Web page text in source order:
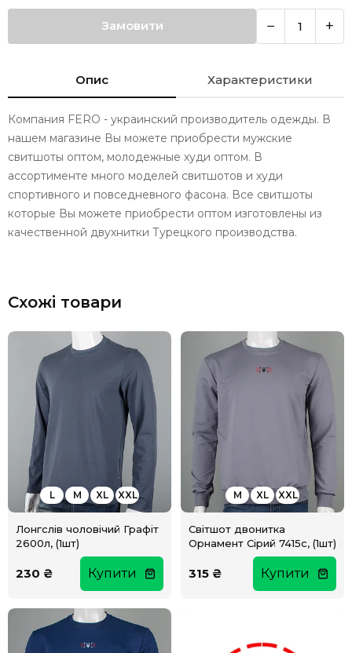
Замовити − +
Опис Характеристики
Компания FERO - украинский производитель одежды. В
нашем магазине Вы можете приобрести мужские
свитшоты оптом, молодежные худи оптом. В
ассортименте много моделей свитшотов и худи
спортивного и повседневного фасона. Все свитшоты
которые Вы можете приобрести оптом изготовлены из
качественной двухнитки Турецкого производства.
Схожі товари
L M XL XXL
Лонгслів чоловічий Графіт
2600л, (1шт)
230 ₴ Купити
M XL XXL
Світшот двонитка
Орнамент Сірий 7415с, (1шт)
315 ₴ Купити